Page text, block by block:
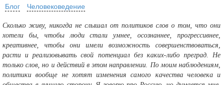
Блог Человековедение
Сколько живу, никогда не слышал от политиков слов о том, что они
хотели бы, чтобы люди стали умнее, осознаннее, прогрессивнее,
креативнее, чтобы они имели возможность совершенствоваться,
расти и реализовывать свой потенциал без каких-либо преград. Не
только слов, но и действий в этом направлении. По моим наблюдениям,
политики вообще не хотят изменения самого качества человека и